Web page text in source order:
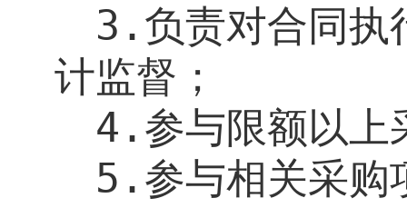
3. 负责对合同执
计监督；
4. 参与限额以上
5. 参与相关采购